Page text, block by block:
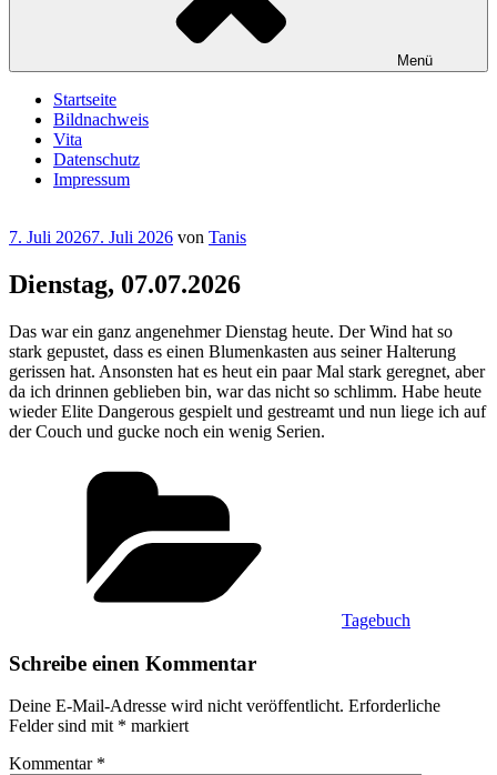
Menü
Startseite
Bildnachweis
Vita
Datenschutz
Impressum
Veröffentlicht
7. Juli 20267. Juli 2026 von Tanis
Dienstag, 07.07.2026
Das war ein ganz angenehmer Dienstag heute. Der Wind hat so
stark gepustet, dass es einen Blumenkasten aus seiner Halterung
gerissen hat. Ansonsten hat es heut ein paar Mal stark geregnet, aber
da ich drinnen geblieben bin, war das nicht so schlimm. Habe heute
wieder Elite Dangerous gespielt und gestreamt und nun liege ich auf
der Couch und gucke noch ein wenig Serien.
Tagebuch
Schreibe einen Kommentar
Deine E-Mail-Adresse wird nicht veröffentlicht. Erforderliche
Felder sind mit * markiert
Kommentar *